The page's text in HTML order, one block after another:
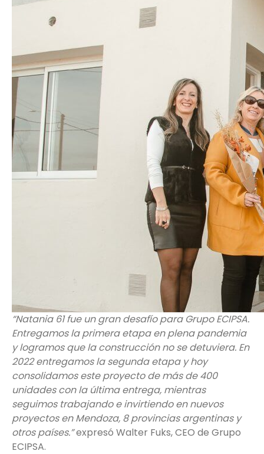
“Natania 61 fue un gran desafío para Grupo ECIPSA.
Entregamos la primera etapa en plena pandemia
y logramos que la construcción no se detuviera. En
2022 entregamos la segunda etapa y hoy
consolidamos este proyecto de más de 400
unidades con la última entrega, mientras
seguimos trabajando e invirtiendo en nuevos
proyectos en Mendoza, 8 provincias argentinas y
otros países.”expresó Walter Fuks, CEO de Grupo
ECIPSA.